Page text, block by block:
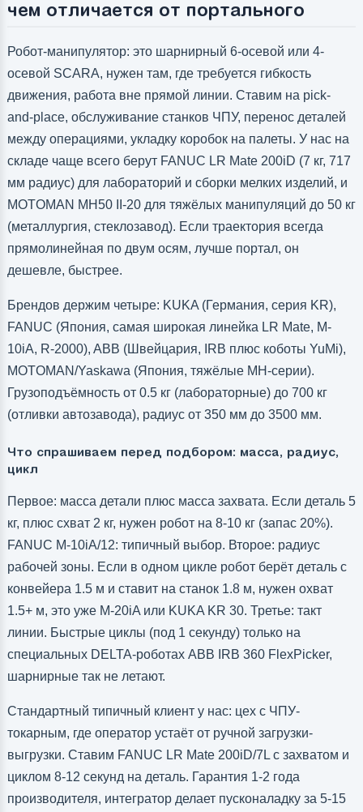
чем отличается от портального
Робот-манипулятор: это шарнирный 6-осевой или 4-
осевой SCARA, нужен там, где требуется гибкость
движения, работа вне прямой линии. Ставим на pick-
and-place, обслуживание станков ЧПУ, перенос деталей
между операциями, укладку коробок на палеты. У нас на
складе чаще всего берут FANUC LR Mate 200iD (7 кг, 717
мм радиус) для лабораторий и сборки мелких изделий, и
MOTOMAN MH50 II-20 для тяжёлых манипуляций до 50 кг
(металлургия, стеклозавод). Если траектория всегда
прямолинейная по двум осям, лучше портал, он
дешевле, быстрее.
Брендов держим четыре: KUKA (Германия, серия KR),
FANUC (Япония, самая широкая линейка LR Mate, M-
10iA, R-2000), ABB (Швейцария, IRB плюс коботы YuMi),
MOTOMAN/Yaskawa (Япония, тяжёлые MH-серии).
Грузоподъёмность от 0.5 кг (лабораторные) до 700 кг
(отливки автозавода), радиус от 350 мм до 3500 мм.
Что спрашиваем перед подбором: масса, радиус,
цикл
Первое: масса детали плюс масса захвата. Если деталь 5
кг, плюс схват 2 кг, нужен робот на 8-10 кг (запас 20%).
FANUC M-10iA/12: типичный выбор. Второе: радиус
рабочей зоны. Если в одном цикле робот берёт деталь с
конвейера 1.5 м и ставит на станок 1.8 м, нужен охват
1.5+ м, это уже M-20iA или KUKA KR 30. Третье: такт
линии. Быстрые циклы (под 1 секунду) только на
специальных DELTA-роботах ABB IRB 360 FlexPicker,
шарнирные так не летают.
Стандартный типичный клиент у нас: цех с ЧПУ-
токарным, где оператор устаёт от ручной загрузки-
выгрузки. Ставим FANUC LR Mate 200iD/7L с захватом и
циклом 8-12 секунд на деталь. Гарантия 1-2 года
производителя, интегратор делает пусконаладку за 5-15